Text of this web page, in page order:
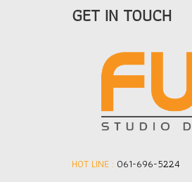
GET IN TOUCH
HOT LINE : 061-696-5224